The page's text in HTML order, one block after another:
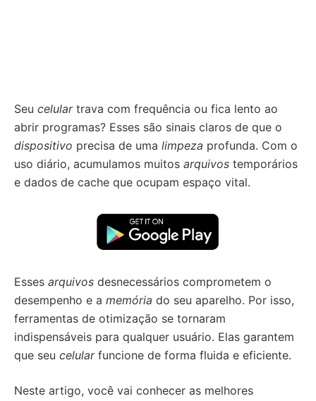
Seu celulartrava com frequência ou fica lento ao
abrir programas? Esses são sinais claros de que o
dispositivo precisa de uma limpeza profunda. Com o
uso diário, acumulamos muitos arquivos temporários
e dados de cache que ocupam espaço vital.
Esses arquivos desnecessários comprometem o
desempenho e a memória do seu aparelho. Por isso,
ferramentas de otimização se tornaram
indispensáveis para qualquer usuário. Elas garantem
que seu celularfuncione de forma fluida e eficiente.
Neste artigo, você vai conhecer as melhores